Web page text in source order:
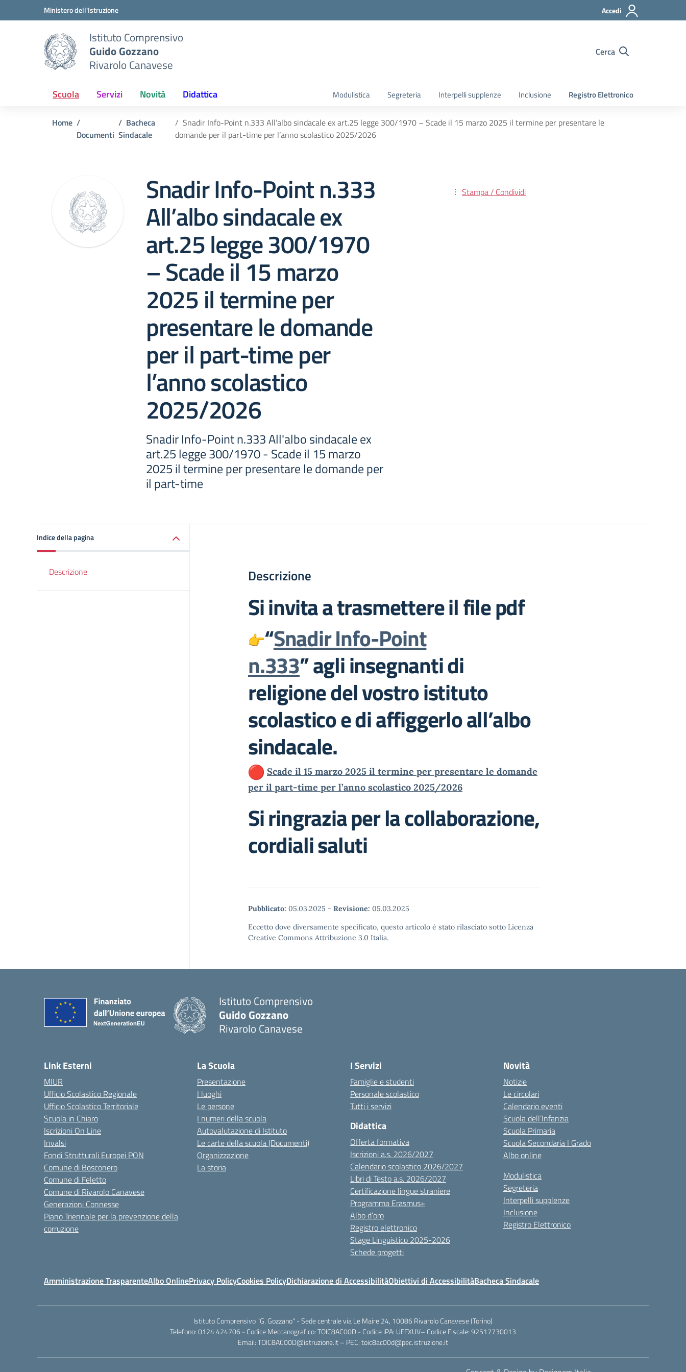
Vai ai contenuti
Vai al menu di navigazione
Ministero dell'Istruzione Accedi
Istituto Comprensivo
Guido Gozzano
Rivarolo Canavese
Cerca
Scuola Servizi Novità Didattica Modulistica Segreteria Interpelli supplenze Inclusione Registro Elettronico
Home
Documenti
Bacheca
Sindacale
Snadir Info-Point n.333 All’albo sindacale ex art.25 legge 300/1970 – Scade il 15 marzo 2025 il termine per presentare le
domande per il part-time per l’anno scolastico 2025/2026
Snadir Info-Point n.333
All’albo sindacale ex
art.25 legge 300/1970
– Scade il 15 marzo
2025 il termine per
presentare le domande
per il part-time per
l’anno scolastico
2025/2026
Snadir Info-Point n.333 All'albo sindacale ex
art.25 legge 300/1970 - Scade il 15 marzo
2025 il termine per presentare le domande per
il part-time
Stampa / Condividi
Indice della pagina
Descrizione Descrizione
Si invita a trasmettere il file pdf
“Snadir Info-Point
n.333” agli insegnanti di
religione del vostro istituto
scolastico e di affiggerlo all’albo
sindacale.
Scade il 15 marzo 2025 il termine per presentare le domande
per il part-time per l’anno scolastico 2025/2026
Si ringrazia per la collaborazione,
cordiali saluti
Pubblicato: 05.03.2025 - Revisione: 05.03.2025
Eccetto dove diversamente specificato, questo articolo è stato rilasciato sotto Licenza
Creative Commons Attribuzione 3.0 Italia.
Istituto Comprensivo
Guido Gozzano
Rivarolo Canavese
Link Esterni
MIUR
Ufficio Scolastico Regionale
Ufficio Scolastico Territoriale
Scuola in Chiaro
Iscrizioni On Line
Invalsi
Fondi Strutturali Europei PON
Comune di Bosconero
Comune di Feletto
Comune di Rivarolo Canavese
Generazioni Connesse
Piano Triennale per la prevenzione della
corruzione
La Scuola
Presentazione
I luoghi
Le persone
I numeri della scuola
Autovalutazione di Istituto
Le carte della scuola (Documenti)
Organizzazione
La storia
I Servizi
Famiglie e studenti
Personale scolastico
Tutti i servizi
Didattica
Offerta formativa
Iscrizioni a.s. 2026/2027
Calendario scolastico 2026/2027
Libri di Testo a.s. 2026/2027
Certificazione lingue straniere
Programma Erasmus+
Albo d’oro
Registro elettronico
Stage Linguistico 2025-2026
Schede progetti
Novità
Notizie
Le circolari
Calendario eventi
Scuola dell’Infanzia
Scuola Primaria
Scuola Secondaria I Grado
Albo online
Modulistica
Segreteria
Interpelli supplenze
Inclusione
Registro Elettronico
Amministrazione TrasparenteAlbo OnlinePrivacy PolicyCookies PolicyDichiarazione di AccessibilitàObiettivi di AccessibilitàBacheca Sindacale
Istituto Comprensivo "G. Gozzano" - Sede centrale via Le Maire 24, 10086 Rivarolo Canavese (Torino)
Telefono: 0124 424706 - Codice Meccanografico: TOIC8AC00D - Codice iPA: UFFXUV– Codice Fiscale: 92517730013
Email: TOIC8AC00D@istruzione.it – PEC: toic8ac00d@pec.istruzione.it